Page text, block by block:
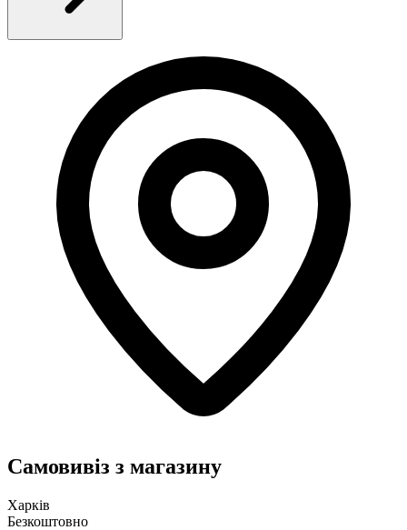
Самовивіз з магазину
Харків
Безкоштовно